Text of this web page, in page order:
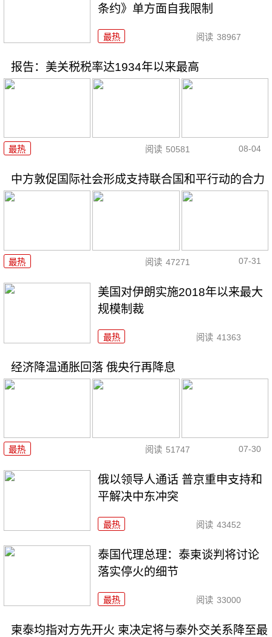
条约》单方面自我限制
最热 阅读 38967
报告：美关税税率达1934年以来最高
最热 阅读 50581 08-04
中方敦促国际社会形成支持联合国和平行动的合力
最热 阅读 47271 07-31
美国对伊朗实施2018年以来最大
规模制裁
最热 阅读 41363
经济降温通胀回落 俄央行再降息
最热 阅读 51747 07-30
俄以领导人通话 普京重申支持和
平解决中东冲突
最热 阅读 43452
泰国代理总理：泰柬谈判将讨论
落实停火的细节
最热 阅读 33000
柬泰均指对方先开火 柬决定将与泰外交关系降至最